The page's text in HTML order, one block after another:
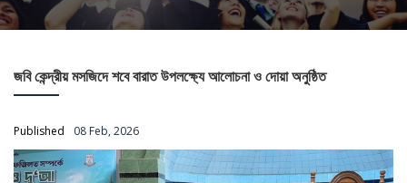
জবি কেন্দ্রীয় মসজিদে শবে বারাত উপলক্ষ্যে আলোচনা ও দোয়া অনুষ্ঠিত
Published 08 Feb, 2026